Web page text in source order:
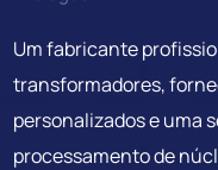
Um fabricante
transformadores,
personalizados e uma
processamento de